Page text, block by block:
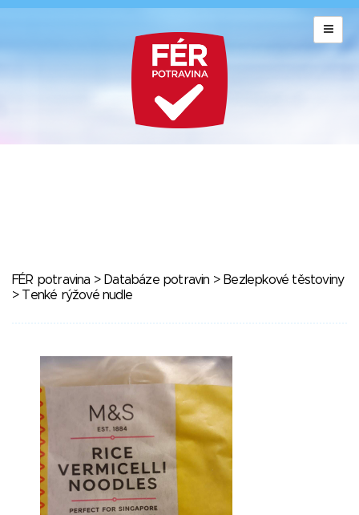
FÉR potravina > Databáze potravin > Bezlepkové těstoviny
> Tenké rýžové nudle